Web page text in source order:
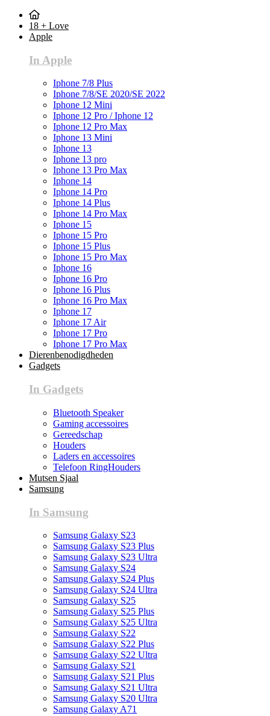
18 + Love
Apple
In Apple
Iphone 7/8 Plus
Iphone 7/8/SE 2020/SE 2022
Iphone 12 Mini
Iphone 12 Pro / Iphone 12
Iphone 12 Pro Max
Iphone 13 Mini
Iphone 13
Iphone 13 pro
Iphone 13 Pro Max
Iphone 14
Iphone 14 Pro
Iphone 14 Plus
Iphone 14 Pro Max
Iphone 15
Iphone 15 Pro
Iphone 15 Plus
Iphone 15 Pro Max
Iphone 16
Iphone 16 Pro
Iphone 16 Plus
Iphone 16 Pro Max
Iphone 17
Iphone 17 Air
Iphone 17 Pro
Iphone 17 Pro Max
Dierenbenodigdheden
Gadgets
In Gadgets
Bluetooth Speaker
Gaming accessoires
Gereedschap
Houders
Laders en accessoires
Telefoon RingHouders
Mutsen Sjaal
Samsung
In Samsung
Samsung Galaxy S23
Samsung Galaxy S23 Plus
Samsung Galaxy S23 Ultra
Samsung Galaxy S24
Samsung Galaxy S24 Plus
Samsung Galaxy S24 Ultra
Samsung Galaxy S25
Samsung Galaxy S25 Plus
Samsung Galaxy S25 Ultra
Samsung Galaxy S22
Samsung Galaxy S22 Plus
Samsung Galaxy S22 Ultra
Samsung Galaxy S21
Samsung Galaxy S21 Plus
Samsung Galaxy S21 Ultra
Samsung Galaxy S20 Ultra
Samsung Galaxy A71